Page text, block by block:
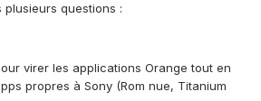
plusieurs questions :
virer les applications Orange tout en
propres à Sony (Rom nue, Titanium